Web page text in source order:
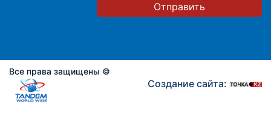
Отправить
Все права защищены ©
Создание сайта: